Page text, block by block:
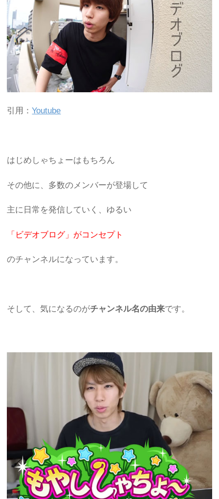
引用：Youtube
はじめしゃちょーはもちろん
その他に、多数のメンバーが登場して
主に日常を発信していく、ゆるい
「ビデオブログ」がコンセプト
のチャンネルになっています。
そして、気になるのがチャンネル名の由来です。